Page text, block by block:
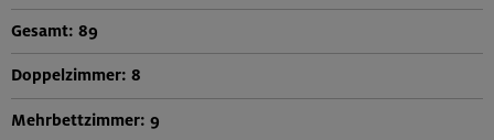
Gesamt: 89
Doppelzimmer: 8
Mehrbettzimmer: 9